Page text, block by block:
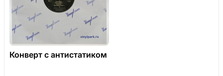
Конверт с антистатиком